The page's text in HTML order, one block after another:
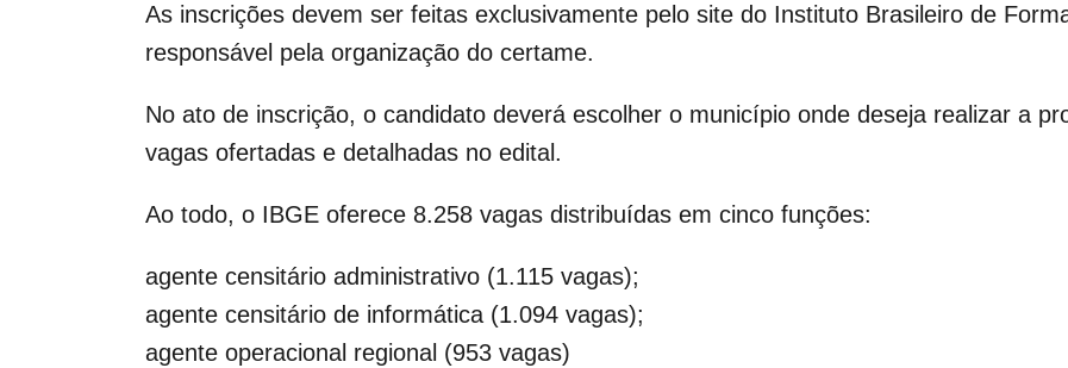
As inscrições devem ser feitas exclusivamente pelo site do Instituto Brasileiro de
responsável pela organização do certame.
No ato de inscrição, o candidato deverá escolher o município onde deseja realizar a
vagas ofertadas e detalhadas no edital.
Ao todo, o IBGE oferece 8.258 vagas distribuídas em cinco funções:
agente censitário administrativo (1.115 vagas);
agente censitário de informática (1.094 vagas);
agente operacional regional (953 vagas)